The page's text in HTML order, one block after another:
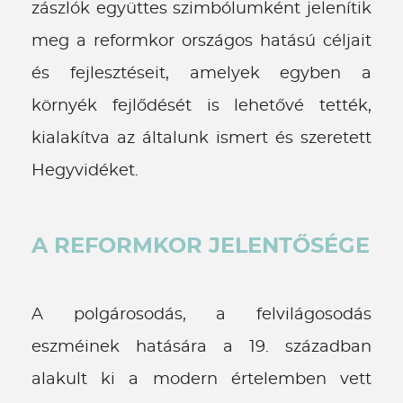
zászlók együttes szimbólumként jelenítik
meg a reformkor országos hatású céljait
és fejlesztéseit, amelyek egyben a
környék fejlődését is lehetővé tették,
kialakítva az általunk ismert és szeretett
Hegyvidéket.
A REFORMKOR JELENTŐSÉGE
A polgárosodás, a felvilágosodás
eszméinek hatására a 19. században
alakult ki a modern értelemben vett